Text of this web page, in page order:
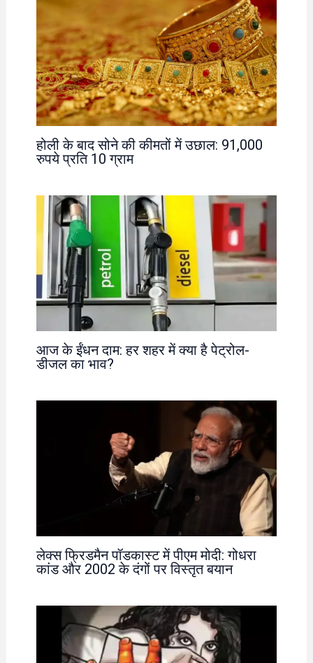
होली के बाद सोने की कीमतों में उछाल: 91,000
रुपये प्रति 10 ग्राम
आज के ईंधन दाम: हर शहर में क्या है पेट्रोल-
डीजल का भाव?
लेक्स फ्रिडमैन पॉडकास्ट में पीएम मोदी: गोधरा
कांड और 2002 के दंगों पर विस्तृत बयान